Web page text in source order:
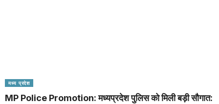
मध्य प्रदेश
MP Police Promotion: मध्यप्रदेश पुलिस को मिली बड़ी सौगात: